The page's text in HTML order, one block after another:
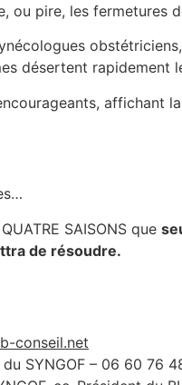
ou pire, les fermetures
désertent
affichant
SAISONS que
de résoudre.
conseil.net
SYNGOF – 06 60 76